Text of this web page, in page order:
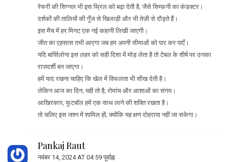
रेफरी की सिग्नल भी इस थ्रिल को बढ़ा देती है, जैसे सिम्फ़नी का कंडक्टर।
दर्शकों की तालियों की गूँज से खिलाड़ी और भी तेज़ी से दौड़ते हैं।
इस मैच में हर मिनट एक नई कहानी लिखी जाएगी।
जीत का एहसास तभी आएगा जब हम अपनी सीमाओं को पार कर पाएँ।
यदि बार्सिलोना इस लहर को सही दिशा में मोड़ लेता है तो टेबल के शीर्ष पर उनका
राजदर्शी बन जाएगा।
हमें याद रखना चाहिए कि खेल में विफलता भी सीख देती है।
लेकिन आज का दिन, यही तो है, रोमांच और आशाओं का संगम।
आखिरकार, फुटबॉल हमें एक साथ लाने की शक्ति रखता है।
तो चलिए इस जश्न में शामिल हों, क्योंकि यह क्षण दोहराया नहीं जा सकेगा।
Pankaj Raut
नवंबर 14, 2024 AT 04:59 पूर्वाह्न